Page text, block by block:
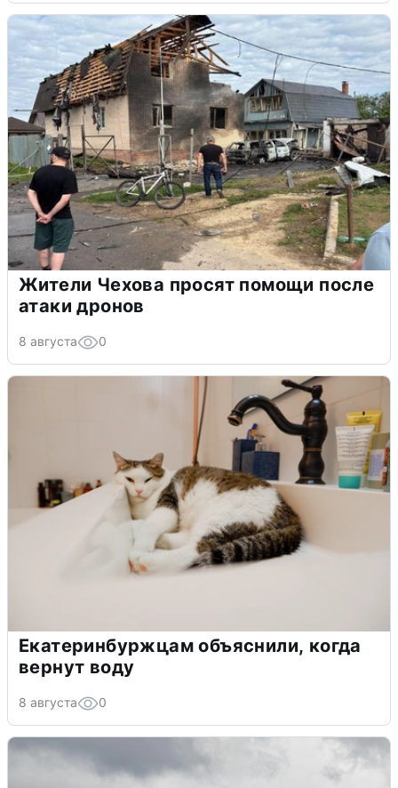
Жители Чехова просят помощи после
атаки дронов
8 августа 0
Екатеринбуржцам объяснили, когда
вернут воду
8 августа 0